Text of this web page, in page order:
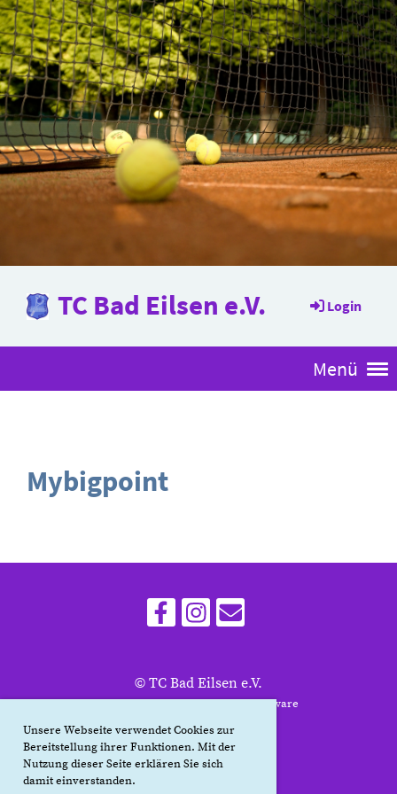
Unsere Webseite verwendet Cookies zur
Bereitstellung ihrer Funktionen. Mit der
Nutzung dieser Seite erklären Sie sich
damit einverstanden.
TC Bad Eilsen e.V. Login
Menü
Mybigpoint
© TC Bad Eilsen e.V.
Erstellt mit ClubDesk Vereinssoftware